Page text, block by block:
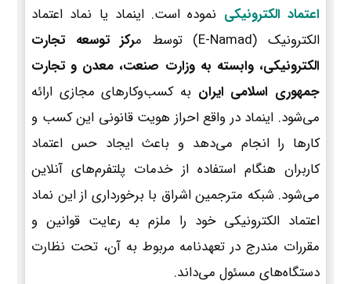
اعتماد الکترونیکی نموده است. اینماد یا نماد اعتماد
الکترونیک (E-Namad) توسط م
رکز توسعه تجارت
الکترونیکی، وابسته به وزارت صنعت، معدن و تجارت
جمهوری اسلامی ایران به کسب‌وکارهای مجازی ارائه
می‌شود. اینماد در واقع احراز هویت قانونی این کسب و
کارها را انجام می‌دهد و باعث ایجاد حس اعتماد
کاربران هنگام استفاده از خدمات پلتفرم‌های آنلاین
می‌شود. شبکه مترجمین اشراق با برخورداری از این نماد
اعتماد الکترونیکی خود را ملزم به رعایت قوانین و
مقررات مندرج در تعهدنامه مربوط به آن، تحت نظارت
دستگاه‌های مسئول می‌داند.